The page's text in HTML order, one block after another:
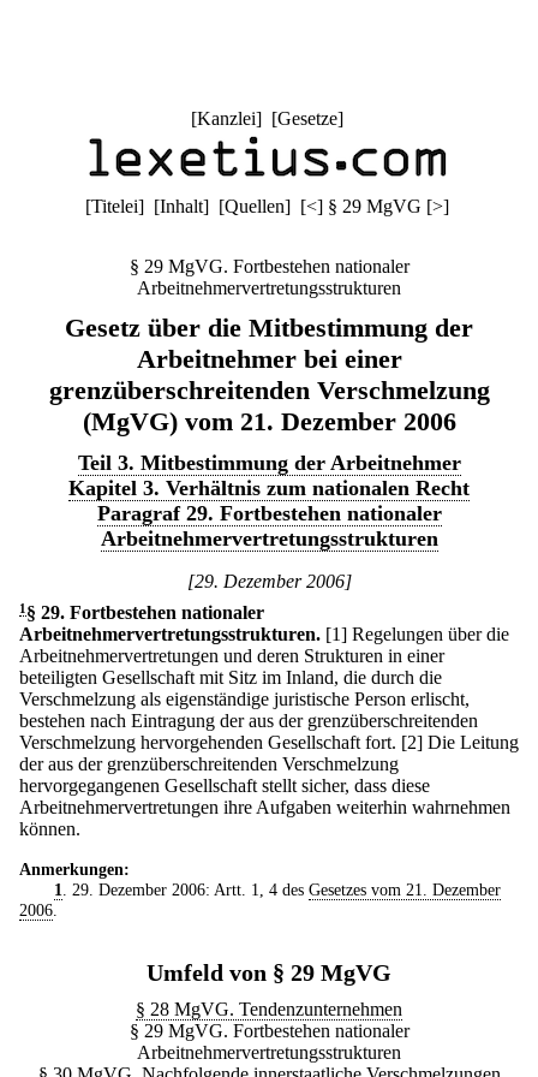
[Kanzlei] [Gesetze]
[Titelei] [Inhalt] [Quellen] [<] § 29 MgVG [>]
§ 29 MgVG. Fortbestehen nationaler
Arbeitnehmervertretungsstrukturen
Gesetz über die Mitbestimmung der
Arbeitnehmer bei einer
grenzüberschreitenden Verschmelzung
(MgVG) vom 21. Dezember 2006
Teil 3. Mitbestimmung der Arbeitnehmer
Kapitel 3. Verhältnis zum nationalen Recht
Paragraf 29. Fortbestehen nationaler
Arbeitnehmervertretungsstrukturen
[29. Dezember 2006]
1 § 29. Fortbestehen nationaler
Arbeitnehmervertretungsstrukturen. [1] Regelungen über die
Arbeitnehmervertretungen und deren Strukturen in einer
beteiligten Gesellschaft mit Sitz im Inland, die durch die
Verschmelzung als eigenständige juristische Person erlischt,
bestehen nach Eintragung der aus der grenzüberschreitenden
Verschmelzung hervorgehenden Gesellschaft fort. [2] Die Leitung
der aus der grenzüberschreitenden Verschmelzung
hervorgegangenen Gesellschaft stellt sicher, dass diese
Arbeitnehmervertretungen ihre Aufgaben weiterhin wahrnehmen
können.
Anmerkungen:
1
. 29. Dezember 2006: Artt. 1, 4 des Gesetzes vom 21. Dezember
2006
Umfeld von § 29 MgVG
§ 28 MgVG. Tendenzunternehmen
§ 29 MgVG. Fortbestehen nationaler
Arbeitnehmervertretungsstrukturen